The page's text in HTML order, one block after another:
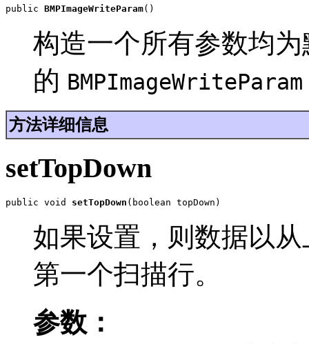
public BMPImageWriteParam()
构造一个所有参数均
的 BMPImageWriteParam
方法详细信息
setTopDown
public void setTopDown (boolean topDown)
如果设置，则数据以
第一个扫描行。
参数：